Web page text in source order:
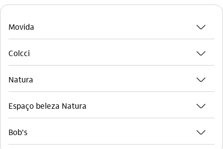
Movida seta_baixo
Colcci seta_baixo
Natura seta_baixo
Espaço beleza Natura seta_baixo
Bob's seta_baixo